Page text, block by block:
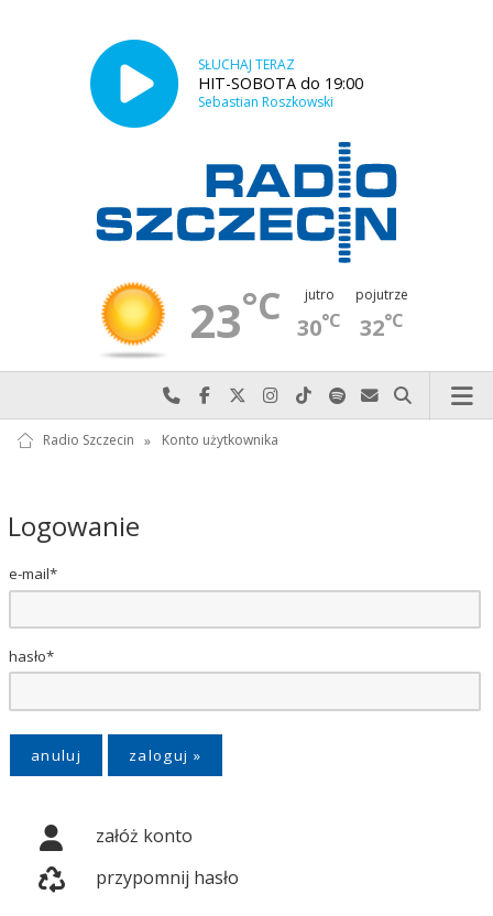
SŁUCHAJ TERAZ
HIT-SOBOTA do 19:00
Sebastian Roszkowski
23°C jutro
30°C
pojutrze
32°C
Najlepiej po prostu do nas zadzwoń
Odwiedź nas na Facebook-u
Odwiedź nas na X
Odwiedź nas na Instagram-ie
Odwiedź nas na TikTok-u
Szukaj nas na Spotify
Wyślij do nas
Szukaj
Radio Szczecin » Konto użytkownika
Logowanie
e-mail*
hasło*
anuluj
załóż konto
przypomnij hasło